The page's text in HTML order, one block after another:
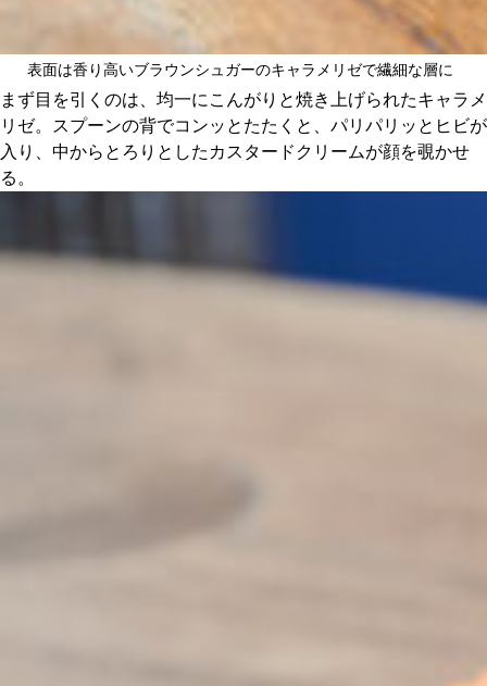
表面は香り高いブラウンシュガーのキャラメリゼで繊細な層に
まず目を引くのは、均一にこんがりと焼き上げられたキャラメ
リゼ。スプーンの背でコンッとたたくと、パリパリッとヒビが
入り、中からとろりとしたカスタードクリームが顔を覗かせ
る。